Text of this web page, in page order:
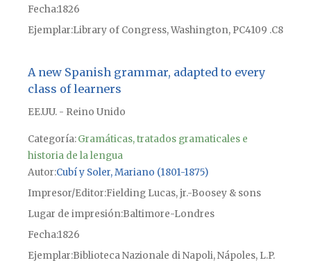
Fecha1826
Ejemplar Library of Congress, Washington, PC4109 .C8
A new Spanish grammar, adapted to every
class of learners
EE.UU. - Reino Unido
Categoría:Gramáticas, tratados gramaticales e
historia de la lengua
Autor Cubí y Soler, Mariano (1801-1875)
Impresor/Editor Fielding Lucas, jr.-Boosey & sons
Lugar de impresiónBaltimore-Londres
Fecha1826
Ejemplar Biblioteca Nazionale di Napoli, Nápoles, L.P.